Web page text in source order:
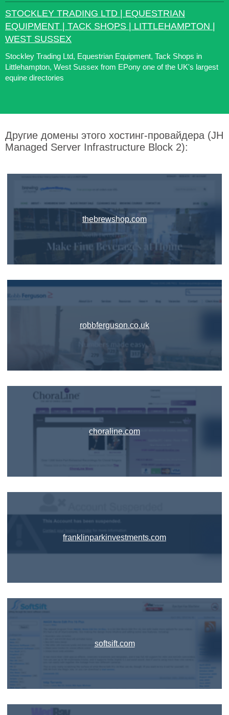
STOCKLEY TRADING LTD | EQUESTRIAN
EQUIPMENT | TACK SHOPS | LITTLEHAMPTON |
WEST SUSSEX
Stockley Trading Ltd, Equestrian Equipment, Tack Shops in
Littlehampton, West Sussex from EPony one of the UK's largest
equine directories
Другие домены этого хостинг-провайдера (JH
Managed Server Infrastructure Block 2):
thebrewshop.com
robbferguson.co.uk
choraline.com
franklinparkinvestments.com
softsift.com